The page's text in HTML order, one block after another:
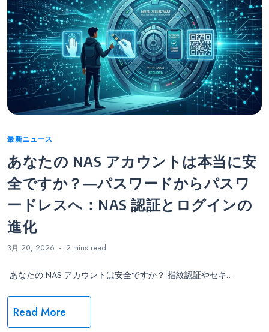
Categories
最新ニュース
あなたの NAS アカウントは本当に安
全ですか？―パスワードからパスワ
ードレスへ：NAS 認証とログインの
進化
3月 20, 2026 2 mins read
あなたの NAS アカウントは安全ですか？ 指紋認証やセキ…
Read More